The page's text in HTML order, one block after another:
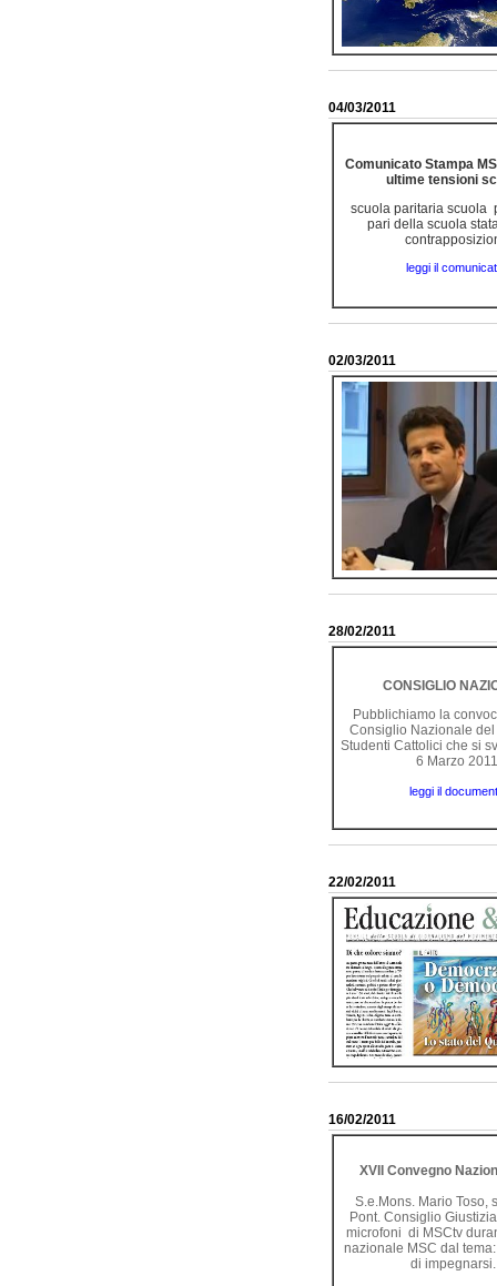
04/03/2011
Comunicato Stampa
ultime tensioni
scuola paritaria scuola
pari della scuola
leggi il
02/03/2011
28/02/2011
CONSIGLIO
Pubblichiamo la
Consiglio Nazionale del
Studenti Cattolici che si
6 Marzo 2011
leggi il
22/02/2011
16/02/2011
XVII Convegno
S.e.Mons. Mario Toso,
Pont. Consiglio
microfoni di MSCtv
nazionale MSC dal
di impegnarsi.